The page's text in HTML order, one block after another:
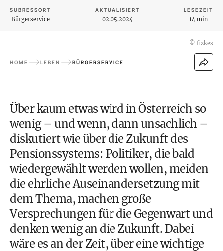
SUBRESSORT
Bürgerservice
AKTUALISIERT
02.05.2024
LESEZEIT
14 min
© fizkes
HOME LEBEN BÜRGERSERVICE
Über kaum etwas wird in Österreich so
wenig – und wenn, dann unsachlich –
diskutiert wie über die Zukunft des
Pensionssystems: Politiker, die bald
wiedergewählt werden wollen, meiden
die ehrliche Auseinandersetzung mit
dem Thema, machen große
Versprechungen für die Gegenwart und
denken wenig an die Zukunft. Dabei
wäre es an der Zeit, über eine wichtige